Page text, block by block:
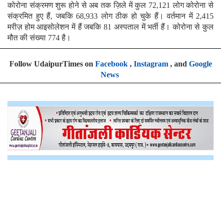
कोरोना संक्रमण शुरू होने से अब तक ज़िले में कुल 72,121 लोग कोरोना से
संक्रमित हुए हैं, जबकि 68,933 लोग ठीक हो चुके हैं। वर्तमान में 2,415
मरीज़ होम आइसोलेशन में हैं जबकि 81 अस्पताल में भर्ती हैं। कोरोना से कुल
मौत की संख्या 774 है।
Follow UdaipurTimes on Facebook, Instagram, and Google
News